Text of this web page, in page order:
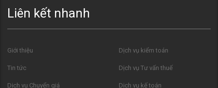
Liên kết nhanh
Giới thiệu Dịch vụ kiểm toán
Tin tức Dịch vụ Tư vấn thuế
Dịch vụ Chuyển giá Dịch vụ kế toán